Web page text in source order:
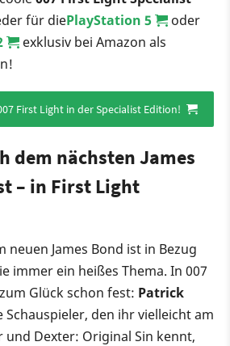
für diePlayStation 5
oder
exklusiv bei Amazon als
First Light in der Specialist Edition!
dem nächsten James
– in First Light
neuen James Bond ist in Bezug
immer ein heißes Thema. In 007
Glück schon fest: Patrick
Schauspieler, den ihr vielleicht am
und Dexter: Original Sin kennt,